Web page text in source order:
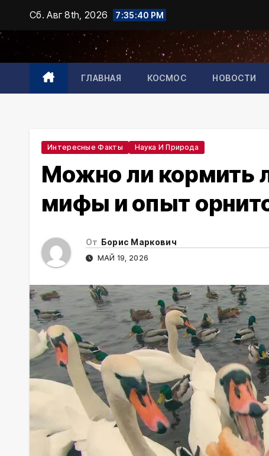
Промотать
содержимому
Сб. Авг 8th, 2026 7:35:41 PM
ГЛАВНАЯ КОСМОС НОВОСТИ
Интересные Факты Наука И Природа
Можно ли кормить
мифы и опыт
От Борис Маркович
МАЙ 19, 2026